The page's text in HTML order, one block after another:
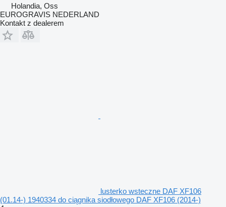
Holandia, Oss
EUROGRAVIS NEDERLAND
Kontakt z dealerem
lusterko wsteczne DAF XF106
(01.14-) 1940334 do ciągnika siodłowego DAF XF106 (2014-)